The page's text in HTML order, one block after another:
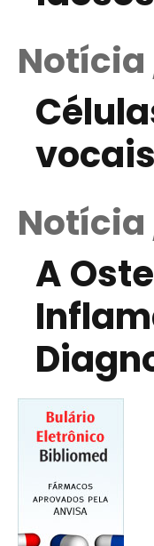
Notícia
vocais
Notícia
A